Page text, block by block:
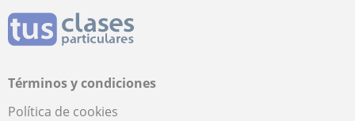
Términos y condiciones
Política de cookies